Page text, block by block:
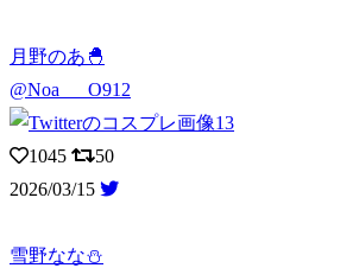
月野のあ🐣
@Noa___O912
1045
50
2026/03/15
雪野なな⛄️